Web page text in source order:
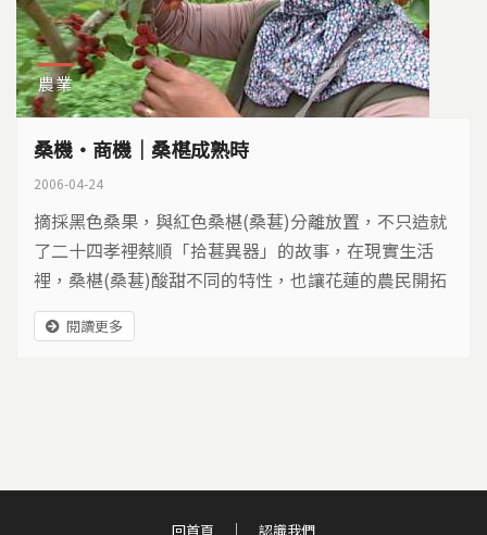
農業
桑機‧商機｜桑椹成熟時
2006-04-24
摘採黑色桑果，與紅色桑椹(桑葚)分離放置，不只造就
了二十四孝裡蔡順「拾葚異器」的故事，在現實生活
裡，桑椹(桑葚)酸甜不同的特性，也讓花蓮的農民開拓
了海外商機，這個紅色果實究竟有什麼秘密？拓展的背
後又有什麼故事呢？
閱讀更多
回首頁 認識我們